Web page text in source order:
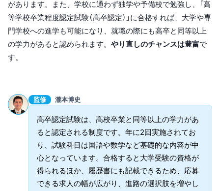
があります。また、学校に通わず独学や予備校で勉強し、「高
等学校卒業程度認定試験（高卒認定）」に合格すれば、大学や専
門学校への進学も可能になり、就職の際にも高卒と同等以上
の学力があると認められます。 やり直しのチャンスは豊富で
す。
監修 瀧本博史
高卒認定試験は、高校卒業と同等以上の学力があ
ると認定される制度です。年に2回実施されてお
り、試験科目は国語や数学など基礎的な内容が中
心となっています。合格すると大学受験の資格が
得られるほか、履歴書にも記載できるため、応募
できる求人の幅が広がり、進路の選択肢を増やし